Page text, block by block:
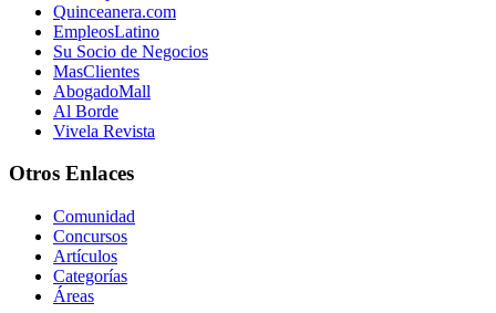
Quinceanera.com
EmpleosLatino
Su Socio de Negocios
MasClientes
AbogadoMall
Al Borde
Vivela Revista
Otros Enlaces
Comunidad
Concursos
Artículos
Categorías
Áreas